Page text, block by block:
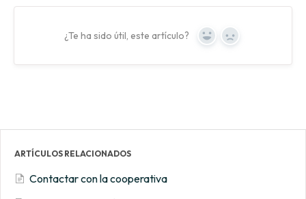
¿Te ha sido útil, este artículo? Yes No
ARTÍCULOS RELACIONADOS
Contactar con la cooperativa